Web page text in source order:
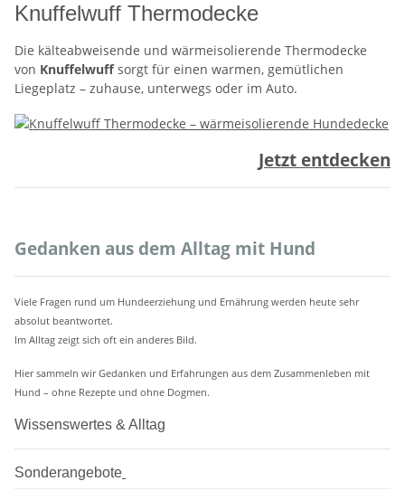
Knuffelwuff Thermodecke
Die kälteabweisende und wärmeisolierende Thermodecke
von Knuffelwuffsorgt für einen warmen, gemütlichen
Liegeplatz – zuhause, unterwegs oder im Auto.
Jetzt entdecken
Gedanken aus dem Alltag mit Hund
Viele Fragen rund um Hundeerziehung und Ernährung werden heute sehr
absolut beantwortet.
Im Alltag zeigt sich oft ein anderes Bild.
Hier sammeln wir Gedanken und Erfahrungen aus dem Zusammenleben mit
Hund – ohne Rezepte und ohne Dogmen.
Wissenswertes & Alltag
Sonderangebote